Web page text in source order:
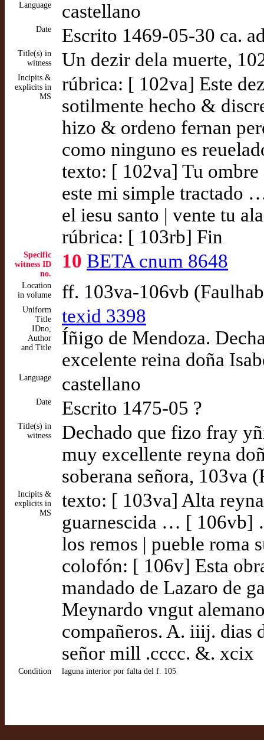
Language castellano
Date Escrito 1469-05-30 ca.
Title(s) in
witness
Un dezir dela muerte,
Incipits &
explicits in
MS
rúbrica: [ 102va] Este
sotilmente hecho &
hizo & ordeno fernan
como ninguno es
texto: [ 102va] Tu ombre
este mi simple
el iesu santo | vente tu
rúbrica: [ 103rb] Fin
Specific
witness ID
no.
10 BETA cnum 8648
Location
in volume
ff. 103va-106vb
Uniform
Title
IDno,
Author
and Title
texid 3398
Íñigo de Mendoza.
excelente reina doña
Language castellano
Date Escrito 1475-05 ?
Title(s) in
witness
Dechado que fizo fray
muy excellente reyna
soberana señora, 103va
Incipits &
explicits in
MS
texto: [ 103va] Alta
guarnescida … [ 106vb]
los remos | pueble roma
colofón: [ 106v] Esta
mandado de Lazaro de
Meynardo vngut
compañeros. A. iiij. dias
señor mill .cccc. &. xcix
Condition laguna interior por falta del f. 105